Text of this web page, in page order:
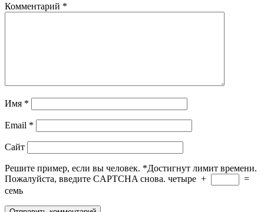
Комментарий *
Имя *
Email *
Сайт
Решите пример, если вы человек. *Достигнут лимит времени.
Пожалуйста, введите CAPTCHA снова. четыре +
=
семь